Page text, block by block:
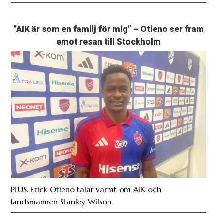
”AIK är som en familj för mig” – Otieno ser fram
emot resan till Stockholm
PLUS. Erick Otieno talar varmt om AIK och
landsmannen Stanley Wilson.